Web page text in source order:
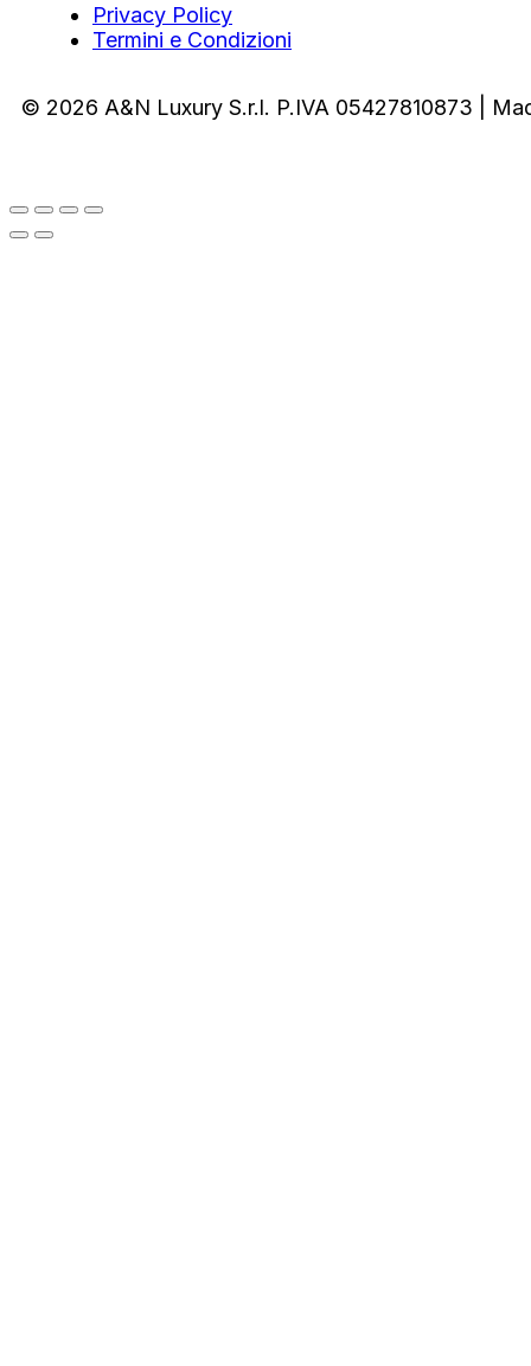
Privacy Policy
Termini e Condizioni
© 2026 A&N Luxury S.r.l. P.IVA 05427810873 |